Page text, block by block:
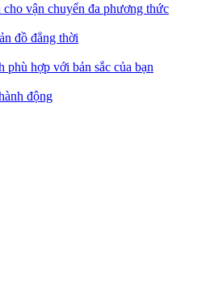
vận chuyển đa phương thức
đồ đẳng thời
hợp với bản sắc của bạn
động